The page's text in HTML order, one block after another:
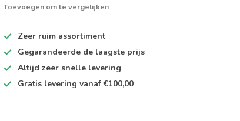
Toevoegen om te vergelijken
Zeer ruim assortiment
Gegarandeerde de laagste prijs
Altijdzeer snelle levering
Gratis levering vanaf €100,00